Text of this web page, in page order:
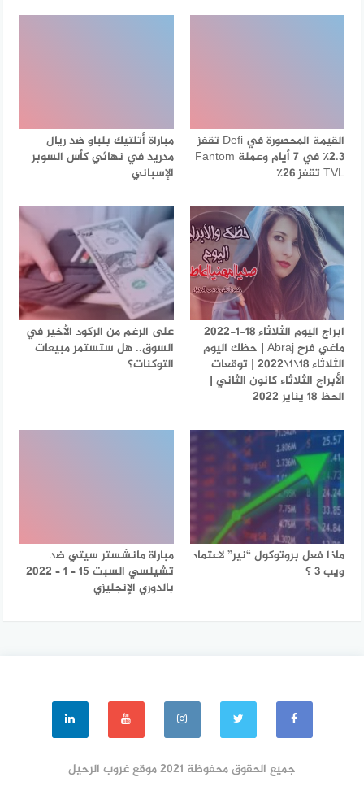
القيمة المحصورة في Defi تقفز
2.3٪ في 7 أيام وعملة Fantom
TVL تقفز 26٪
مباراة أتلتيك بلباو ضد ريال
مدريد في نهائي كأس السوبر
الإسباني
ابراج اليوم الثلاثاء 18-1-2022
ماغي فرح Abraj | حظك اليوم
الثلاثاء 18\1\2022 | توقعات
الأبراج الثلاثاء كانون الثاني |
الحظ 18 يناير 2022
على الرغم من الركود الأخير في
السوق.. هل ستستمر مبيعات
التوكنات؟
ماذا فعل بروتوكول “نير” لاعتماد
ويب 3 ؟
مباراة مانشستر سيتي ضد
تشيلسي السبت 15 – 1 – 2022
بالدوري الإنجليزي
جميع الحقوق محفوظة 2021 موقع غروب الرحيل